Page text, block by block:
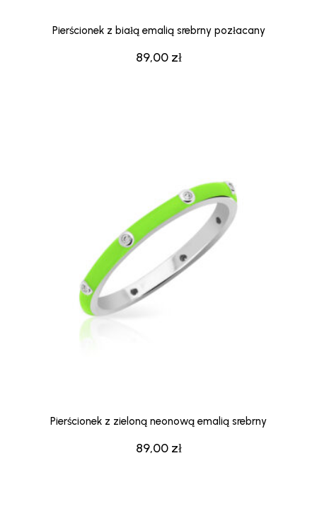
89,00 zł
Pierścionek z białą emalią srebrny pozłacany
89,00 zł
Pierścionek z zieloną neonową emalią srebrny